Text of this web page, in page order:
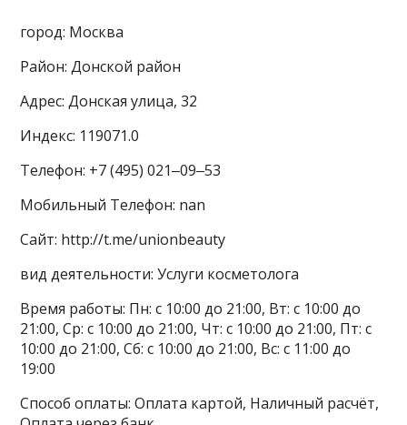
город: Москва
Район: Донской район
Адрес: Донская улица, 32
Индекс: 119071.0
Телефон: +7 (495) 021‒09‒53
Мобильный Телефон: nan
Сайт: http://t.me/unionbeauty
вид деятельности: Услуги косметолога
Время работы: Пн: с 10:00 до 21:00, Вт: с 10:00 до
21:00, Ср: с 10:00 до 21:00, Чт: с 10:00 до 21:00, Пт: с
10:00 до 21:00, Сб: с 10:00 до 21:00, Вс: с 11:00 до
19:00
Способ оплаты: Оплата картой, Наличный расчёт,